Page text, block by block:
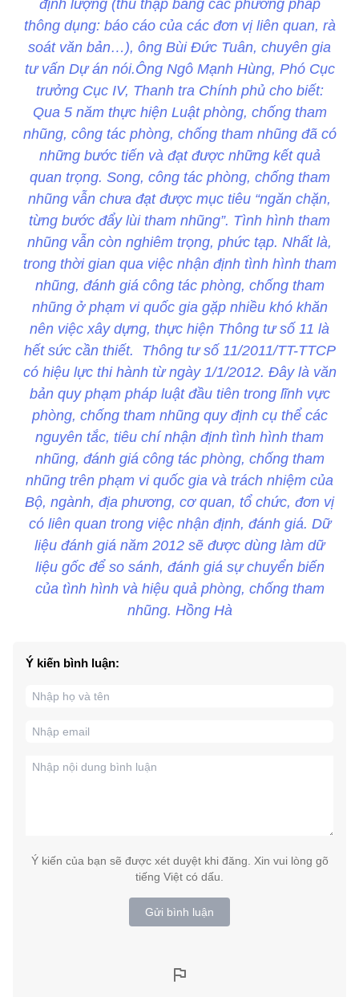
định lượng (thu thập bằng các phương pháp
thông dụng: báo cáo của các đơn vị liên quan, rà
soát văn bản…), ông Bùi Đức Tuân, chuyên gia
tư vấn Dự án nói.Ông Ngô Mạnh Hùng, Phó Cục
trưởng Cục IV, Thanh tra Chính phủ cho biết:
Qua 5 năm thực hiện Luật phòng, chống tham
nhũng, công tác phòng, chống tham nhũng đã có
những bước tiến và đạt được những kết quả
quan trọng. Song, công tác phòng, chống tham
nhũng vẫn chưa đạt được mục tiêu “ngăn chặn,
từng bước đẩy lùi tham nhũng”. Tình hình tham
nhũng vẫn còn nghiêm trọng, phức tạp. Nhất là,
trong thời gian qua việc nhận định tình hình tham
nhũng, đánh giá công tác phòng, chống tham
nhũng ở phạm vi quốc gia gặp nhiều khó khăn
nên việc xây dựng, thực hiện Thông tư số 11 là
hết sức cần thiết. Thông tư số 11/2011/TT-TTCP
có hiệu lực thi hành từ ngày 1/1/2012. Đây là văn
bản quy phạm pháp luật đầu tiên trong lĩnh vực
phòng, chống tham nhũng quy định cụ thể các
nguyên tắc, tiêu chí nhận định tình hình tham
nhũng, đánh giá công tác phòng, chống tham
nhũng trên phạm vi quốc gia và trách nhiệm của
Bộ, ngành, địa phương, cơ quan, tổ chức, đơn vị
có liên quan trong việc nhận định, đánh giá. Dữ
liệu đánh giá năm 2012 sẽ được dùng làm dữ
liệu gốc để so sánh, đánh giá sự chuyển biến
của tình hình và hiệu quả phòng, chống tham
nhũng. Hồng Hà
Ý kiến bình luận:
Ý kiến của bạn sẽ được xét duyệt khi đăng. Xin vui lòng gõ
tiếng Việt có dấu.
Gửi bình luận